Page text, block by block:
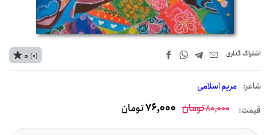
اشتراک‌ گذاری
شاعر: مریم اسلامی
0 (0)
قیمت: 80,000تومان 76,000تومان